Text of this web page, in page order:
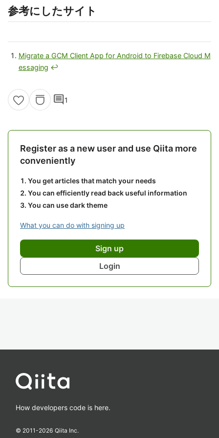
参考にしたサイト
Migrate a GCM Client App for Android to Firebase Cloud M
essaging ↩
comment1
Register as a new user and use Qiita more
conveniently
You get articles that match your needs
You can efficiently read back useful information
You can use dark theme
What you can do with signing up
Sign up
Login
How developers code is here.
© 2011-2026 Qiita Inc.